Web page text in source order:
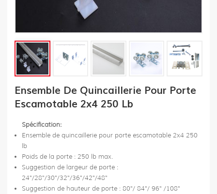
Ensemble De Quincaillerie Pour Porte
Escamotable 2x4 250 Lb
Spécification:
Ensemble de quincaillerie pour porte escamotable 2x4 250
lb
Poids de la porte : 250 lb max.
Suggestion de largeur de porte :
24"/28"/30"/32"/36"/42"/48"
Suggestion de hauteur de porte : 80"/ 84"/ 96" /108"